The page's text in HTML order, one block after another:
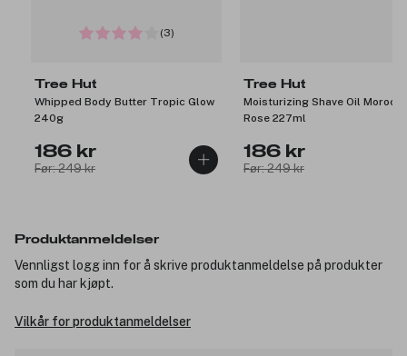
(3)
Tree Hut
Whipped Body Butter Tropic Glow
240g
186 kr
Før: 249 kr
Tree Hut
Moisturizing Shave Oil
Rose 227ml
186 kr
Før: 249 kr
Produktanmeldelser
Vennligst logg inn for å skrive produktanmeldelse på produkter
som du har kjøpt.
Vilkår for produktanmeldelser